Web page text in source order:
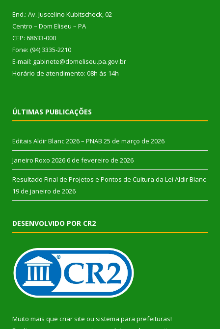
End.: Av. Juscelino Kubitscheck, 02
Centro – Dom Eliseu – PA
CEP: 68633-000
Fone: (94) 3335-2210
E-mail: gabinete@domeliseu.pa.gov.br
Horário de atendimento: 08h às 14h
ÚLTIMAS PUBLICAÇÕES
Editais Aldir Blanc 2026 – PNAB 25 de março de 2026
Janeiro Roxo 2026 6 de fevereiro de 2026
Resultado Final de Projetos e Pontos de Cultura da Lei Aldir Blanc
19 de janeiro de 2026
DESENVOLVIDO POR CR2
Muito mais que criar site ou sistema para prefeituras!